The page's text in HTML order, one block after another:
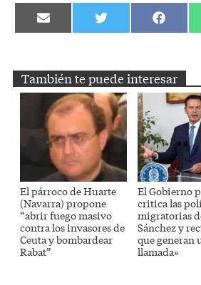
Compartir
en
Compartir
en
Compartir
en
También te puede interesar
El párroco de Huarte
(Navarra) propone
“abrir fuego masivo
contra los invasores de
Ceuta y bombardear
Rabat”
El Gobierno
critica las
migratorias
Sánchez y
que generan
llamada»